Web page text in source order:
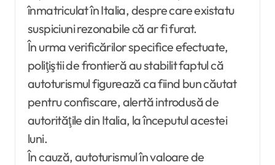
înmatriculat în Italia, despre care existatu
suspiciuni rezonabile că ar fi furat.
În urma verificărilor specifice efectuate,
poliţiştii de frontieră au stabilit faptul că
autoturismul figurează ca fiind bun căutat
pentru confiscare, alertă introdusă de
autorităţile din Italia, la începutul acestei
luni.
În cauză, autoturismul în valoare de